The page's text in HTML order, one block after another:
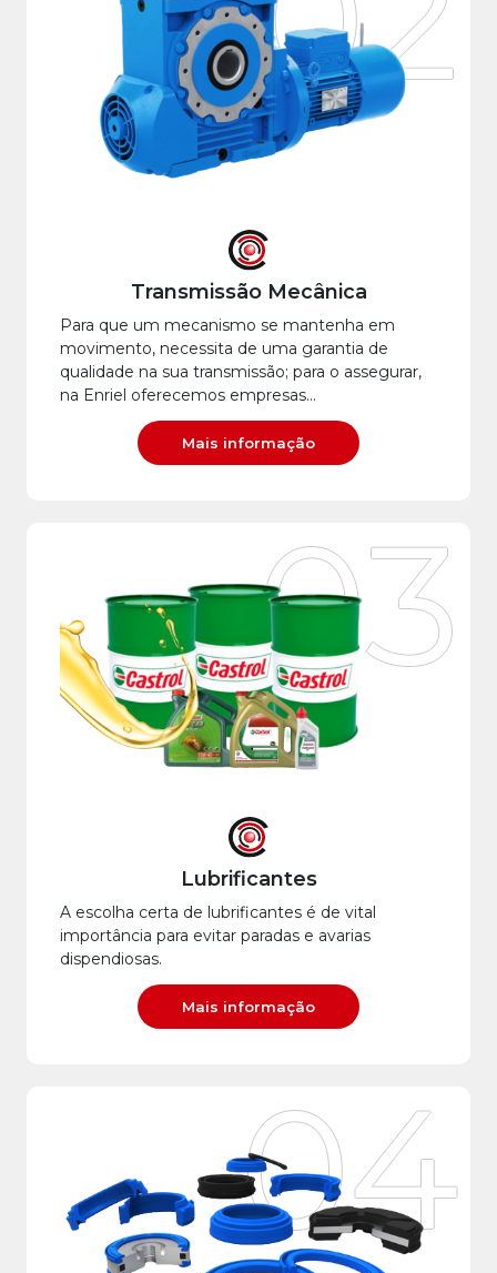
Transmissão Mecânica
Para que um mecanismo se mantenha em
movimento, necessita de uma garantia de
qualidade na sua transmissão; para o assegurar,
na Enriel oferecemos empresas…
Mais informação
03
Lubrificantes
A escolha certa de lubrificantes é de vital
importância para evitar paradas e avarias
dispendiosas.
Mais informação
04